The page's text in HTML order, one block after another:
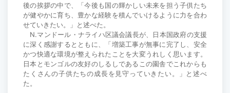
後の挨拶の中で、「今後も国の輝かしい未来を担う子供たち
が健やかに育ち、豊かな経験を積んでいけるように力を合わ
せていきたい。」と述べた。
N.マンドール・ナライハ区議会議長が、日本国政府の支援
に深く感謝するとともに、「増築工事が無事に完了し、安全
かつ快適な環境が整えられたことを大変うれしく思います。
日本とモンゴルの友好のしるしであるこの園舎でこれからも
たくさんの子供たちの成長を見守っていきたい。」と述べ
た。